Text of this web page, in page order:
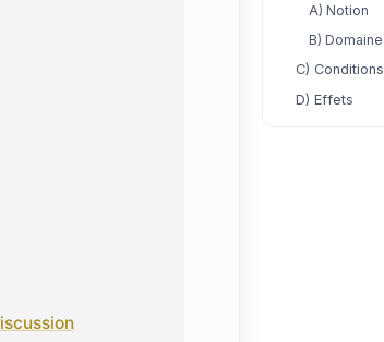
A) Notion
B) Domaine
C) Conditions
D) Effets